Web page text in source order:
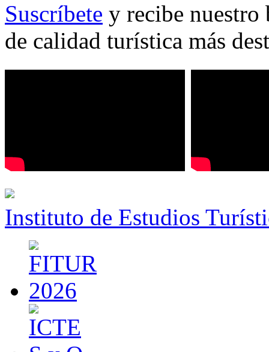
Suscríbete y recibe nuestro
de calidad turística más
Instituto de Estudios